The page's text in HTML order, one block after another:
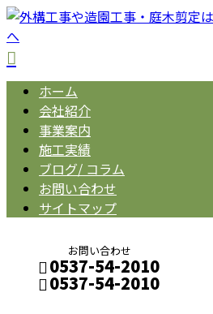
ホーム
会社紹介
事業案内
施工実績
ブログ/ コラム
お問い合わせ
サイトマップ
お問い合わせ
0537-54-2010
0537-54-2010